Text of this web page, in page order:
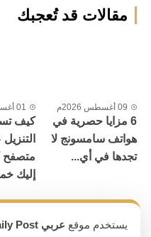
مقالات قد تُعجبك
09 أغسطس 2026م
6 مزايا حصرية في
هواتف سامسونج لا
تجدها في أي...
01 أغسطس 2026م
كيف
متصفح
إليك
يستخدم موقع عربي Daily Post